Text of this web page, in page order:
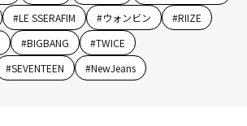
#LE SSERAFIM #ウォンビン #RIIZE
#BIGBANG #TWICE
#SEVENTEEN #NewJeans